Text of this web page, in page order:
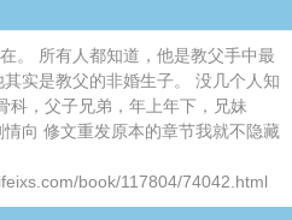
。 所有人都知道，他是教父手中最
实是教父的非婚生子。 没几个人知
科，父子兄弟，年上年下，兄妹
情向 修文重发原本的章节我就不隐藏
book/117804/74042.html